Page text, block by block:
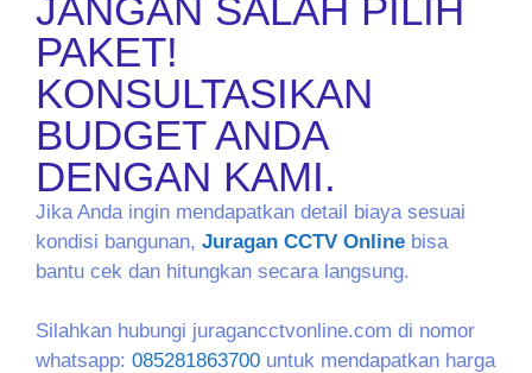
JANGAN SALAH PILIH
PAKET!
KONSULTASIKAN
BUDGET ANDA
DENGAN KAMI.
Jika Anda ingin mendapatkan detail biaya sesuai
kondisi bangunan, Juragan CCTV Online bisa
bantu cek dan hitungkan secara langsung.
Silahkan hubungi juragancctvonline.com di nomor
whatsapp: 085281863700 untuk mendapatkan harga